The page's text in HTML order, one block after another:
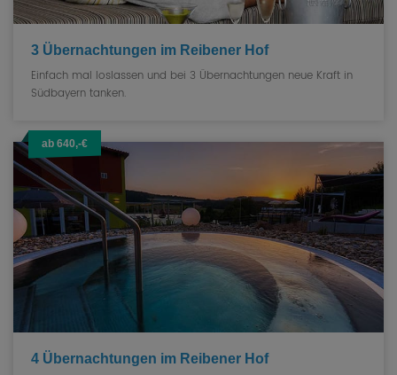
3 Übernachtungen im Reibener Hof
Einfach mal loslassen und bei 3 Übernachtungen neue Kraft in
Südbayern tanken.
ab 640,-€
4 Übernachtungen im Reibener Hof